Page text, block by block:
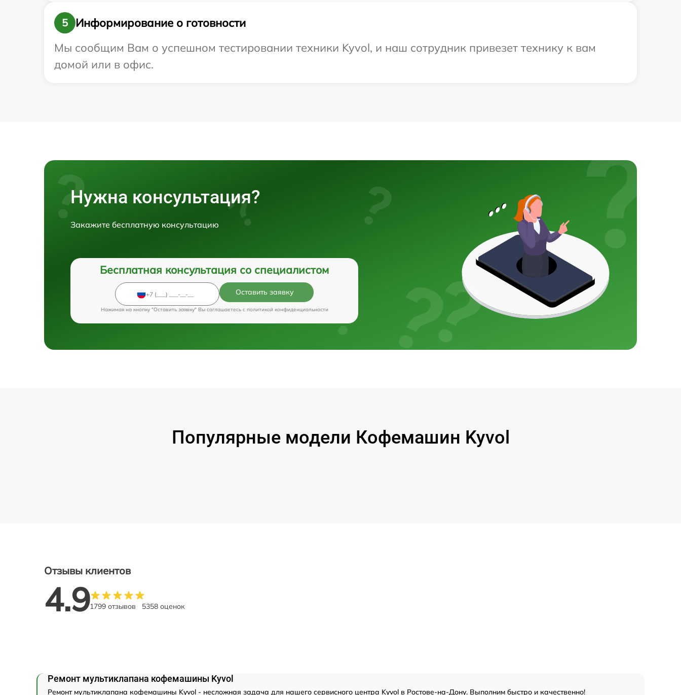
5
Информирование о готовности
Мы сообщим Вам о успешном тестировании техники Kyvol, и наш сотрудник привезет технику к вам
домой или в офис.
Нужна консультация?
Закажите бесплатную консультацию
Бесплатная консультация со специалистом
Оставить заявку
Нажимая на кнопку "Оставить заявку" Вы соглашаетесь c политикой конфиденциальности
Популярные модели Кофемашин Kyvol
Отзывы клиентов
4.91799 отзывов 5358 оценок
Ремонт мультиклапана кофемашины Kyvol
Ремонт мультиклапана кофемашины Kyvol - несложная задача для нашего сервисного центра Kyvol в Ростове-на-Дону. Выполним быстро и качественно!